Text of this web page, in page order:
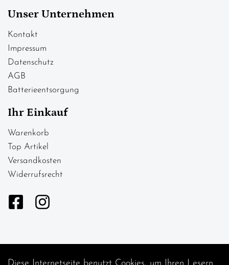
Unser Unternehmen
Kontakt
Impressum
Datenschutz
AGB
Batterieentsorgung
Ihr Einkauf
Warenkorb
Top Artikel
Versandkosten
Widerrufsrecht